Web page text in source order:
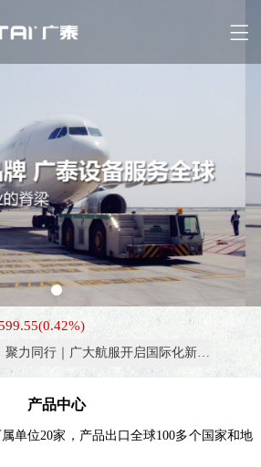
9.55(0.42%)
喜报！威海广泰ESG评级荣获AAA级 可持续发展实力获权威…
抢抓能源转型风口，电动化驱动威海广泰欧洲业务腾飞
国共产党成立105周年！
扬帆出海，聚力同行｜广大航服开启国际化新征程
国共产党成立105周年！
产品中心
单位20家，产品出口全球100多个国家和地